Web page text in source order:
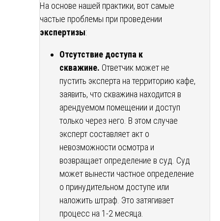
На основе нашей практики, вот самые
частые проблемы при проведении
экспертизы:
Отсутствие доступа к
скважине. Ответчик может не
пустить эксперта на территорию кафе,
заявить, что скважина находится в
арендуемом помещении и доступ
только через него. В этом случае
эксперт составляет акт о
невозможности осмотра и
возвращает определение в суд. Суд
может вынести частное определение
о принудительном доступе или
наложить штраф. Это затягивает
процесс на 1-2 месяца.